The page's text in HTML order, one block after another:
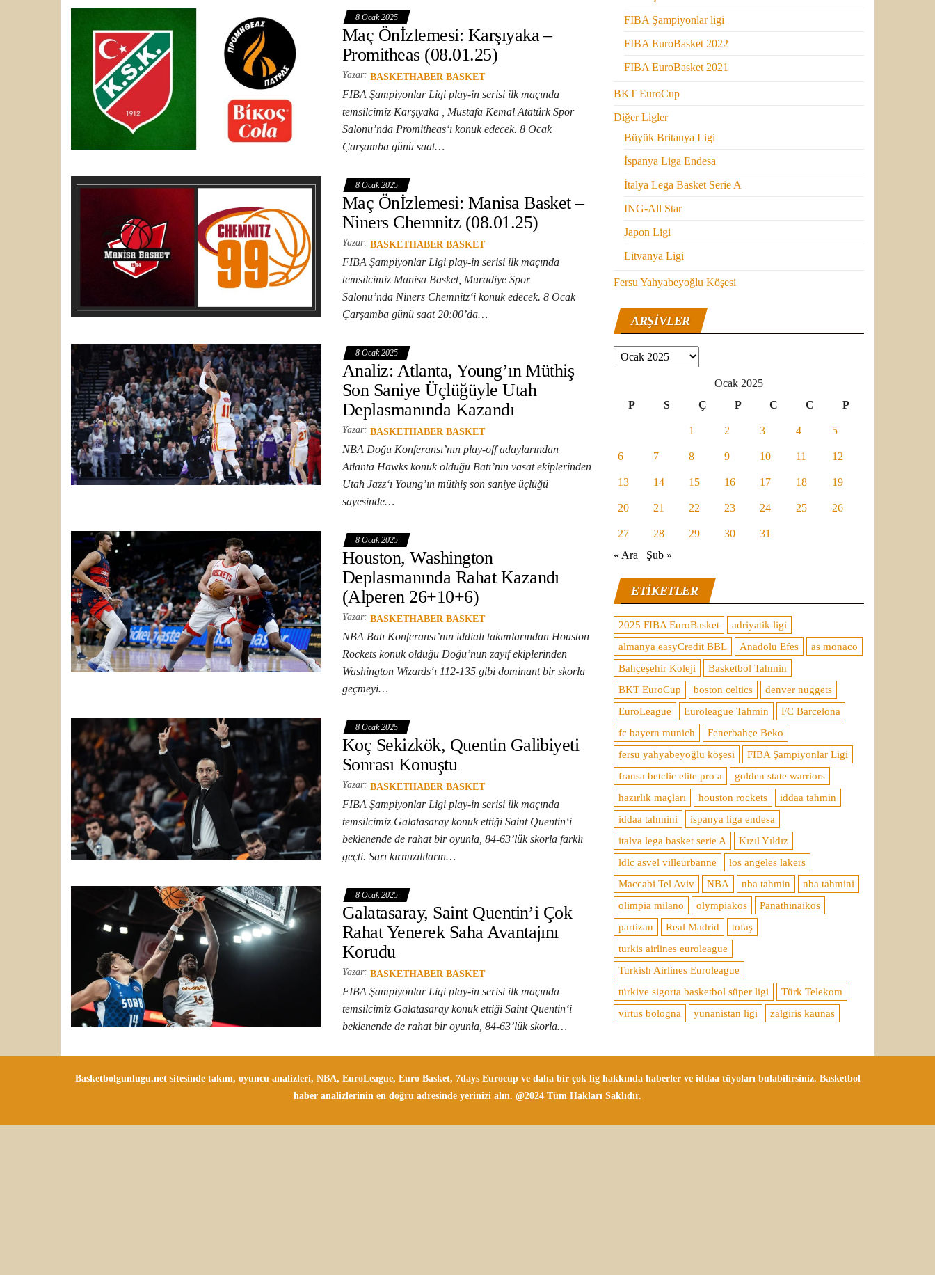
8 Ocak 2025
Maç Önİzlemesi: Karşıyaka –
Promitheas (08.01.25)
Yazar: BASKETHABER BASKET
FIBA Şampiyonlar Ligi play-in serisi ilk maçında
temsilcimiz Karşıyaka , Mustafa Kemal Atatürk Spor
Salonu’nda Promitheas‘ı konuk edecek. 8 Ocak
Çarşamba günü saat…
8 Ocak 2025
Maç Önİzlemesi: Manisa Basket –
Niners Chemnitz (08.01.25)
Yazar: BASKETHABER BASKET
FIBA Şampiyonlar Ligi play-in serisi ilk maçında
temsilcimiz Manisa Basket, Muradiye Spor
Salonu’nda Niners Chemnitz‘i konuk edecek. 8 Ocak
Çarşamba günü saat 20:00’da…
8 Ocak 2025
Analiz: Atlanta, Young’ın Müthiş
Son Saniye Üçlüğüyle Utah
Deplasmanında Kazandı
Yazar: BASKETHABER BASKET
NBA Doğu Konferansı’nın play-off adaylarından
Atlanta Hawks konuk olduğu Batı’nın vasat ekiplerinden
Utah Jazz‘ı Young’ın müthiş son saniye üçlüğü
sayesinde…
8 Ocak 2025
Houston, Washington
Deplasmanında Rahat Kazandı
(Alperen 26+10+6)
Yazar: BASKETHABER BASKET
NBA Batı Konferansı’nın iddialı takımlarından Houston
Rockets konuk olduğu Doğu’nun zayıf ekiplerinden
Washington Wizards‘ı 112-135 gibi dominant bir skorla
geçmeyi…
8 Ocak 2025
Koç Sekizkök, Quentin Galibiyeti
Sonrası Konuştu
Yazar: BASKETHABER BASKET
FIBA Şampiyonlar Ligi play-in serisi ilk maçında
temsilcimiz Galatasaray konuk ettiği Saint Quentin‘i
beklenende de rahat bir oyunla, 84-63’lük skorla farklı
geçti. Sarı kırmızılıların…
8 Ocak 2025
Galatasaray, Saint Quentin’i Çok
Rahat Yenerek Saha Avantajını
Korudu
Yazar: BASKETHABER BASKET
FIBA Şampiyonlar Ligi play-in serisi ilk maçında
temsilcimiz Galatasaray konuk ettiği Saint Quentin‘i
beklenende de rahat bir oyunla, 84-63’lük skorla…
FIBA Şampiyonlar ligi
FIBA EuroBasket 2022
FIBA EuroBasket 2021
BKT EuroCup
Diğer Ligler
Büyük Britanya Ligi
İspanya Liga Endesa
İtalya Lega Basket Serie A
ING-All Star
Japon Ligi
Litvanya Ligi
Fersu Yahyabeyoğlu Köşesi
ARŞIVLER
Arşivler
Ocak 2025
P
S Ç P C C P
1 2 3 4 5
6 7 8 9 10 11 12
13 14 15 16 17 18 19
20 21 22 23 24 25 26
27 28 29 30
31
« Ara
Şub »
ETIKETLER
2025 FIBA EuroBasket
adriyatik ligi
almanya easyCredit BBL
Anadolu Efes
as monaco
Bahçeşehir Koleji
Basketbol Tahmin
BKT EuroCup
boston celtics
denver nuggets
EuroLeague
Euroleague Tahmin
FC Barcelona
fc bayern munich
Fenerbahçe Beko
fersu yahyabeyoğlu köşesi
FIBA Şampiyonlar Ligi
fransa betclic elite pro a
golden state warriors
hazırlık maçları
houston rockets
iddaa tahmin
iddaa tahmini
ispanya liga endesa
italya lega basket serie A
Kızıl Yıldız
ldlc asvel villeurbanne
los angeles lakers
Maccabi Tel Aviv
NBA nba tahmin
nba tahmini
olimpia milano
olympiakos
Panathinaikos
partizan
Real Madrid
tofaş
turkis airlines euroleague
Turkish Airlines Euroleague
türkiye sigorta basketbol süper ligi
Türk Telekom
virtus bologna
yunanistan ligi zalgiris kaunas
Basketbolgunlugu.net sitesinde takım, oyuncu analizleri, NBA, EuroLeague, Euro Basket, 7days Eurocup ve daha bir çok lig hakkında haberler ve iddaa tüyoları bulabilirsiniz. Basketbol
haber analizlerinin en doğru adresinde yerinizi alın. @2024 Tüm Hakları Saklıdır.